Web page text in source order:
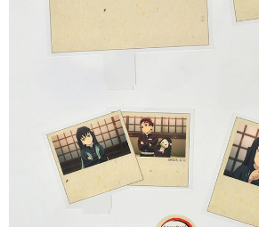
黑貓宅配-貨到付款
每筆NT$150